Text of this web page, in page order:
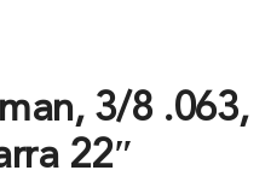
3/8 .063,
22″